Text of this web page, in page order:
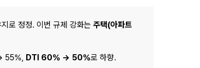
로 정정. 이번 규제 강화는 주택(아파트
55%, DTI 60% → 50%로 하향.